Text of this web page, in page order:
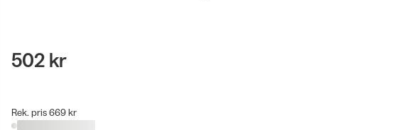
502 kr
Rek. pris 669 kr